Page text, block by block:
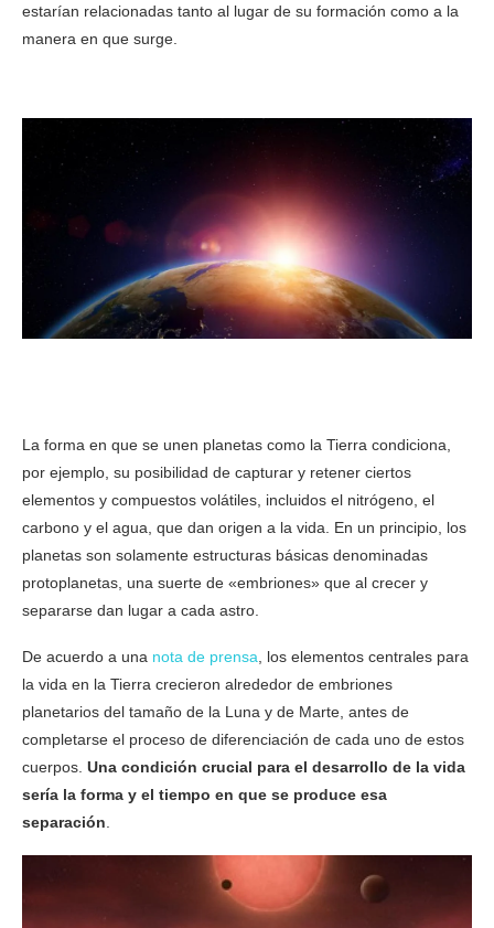
estarían relacionadas tanto al lugar de su formación como a la
manera en que surge.
La forma en que se unen planetas como la Tierra condiciona,
por ejemplo, su posibilidad de capturar y retener ciertos
elementos y compuestos volátiles, incluidos el nitrógeno, el
carbono y el agua, que dan origen a la vida. En un principio, los
planetas son solamente estructuras básicas denominadas
protoplanetas, una suerte de «embriones» que al crecer y
separarse dan lugar a cada astro.
De acuerdo a una nota de prensa , los elementos centrales para
la vida en la Tierra crecieron alrededor de embriones
planetarios del tamaño de la Luna y de Marte, antes de
completarse el proceso de diferenciación de cada uno de estos
cuerpos. Una condición crucial para el desarrollo de la vida
sería la forma y el tiempo en que se produce esa
separación